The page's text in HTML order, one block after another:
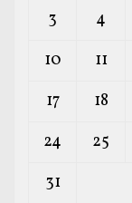
3
4
10
11
17
18
24
25
31